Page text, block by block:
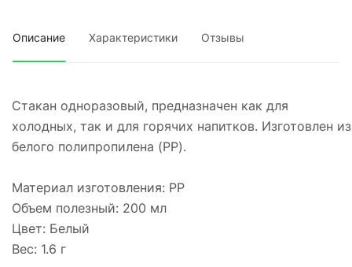
Описание Характеристики Отзывы
Стакан одноразовый, предназначен как для
холодных, так и для горячих напитков. Изготовлен из
белого полипропилена (PP).
Материал изготовления: PP
Объем полезный: 200 мл
Цвет: Белый
Вес: 1.6 г